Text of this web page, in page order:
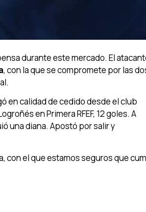
durante este mercado. El
, con la que se compromete por las
en calidad de cedido desde el club
en Primera RFEF, 12 goles. A
una diana. Apostó por salir y
con el que estamos seguros que